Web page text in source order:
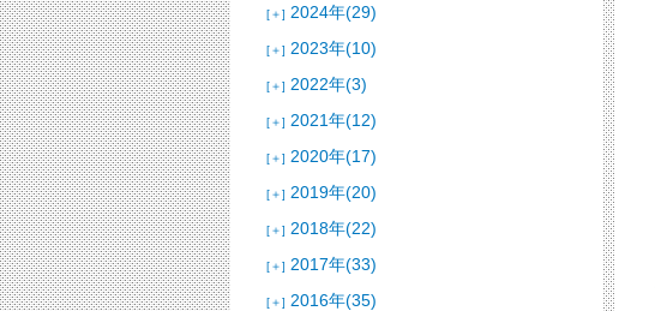
[＋] 2024年(29)
[＋] 2023年(10)
[＋] 2022年(3)
[＋] 2021年(12)
[＋] 2020年(17)
[＋] 2019年(20)
[＋] 2018年(22)
[＋] 2017年(33)
[＋] 2016年(35)